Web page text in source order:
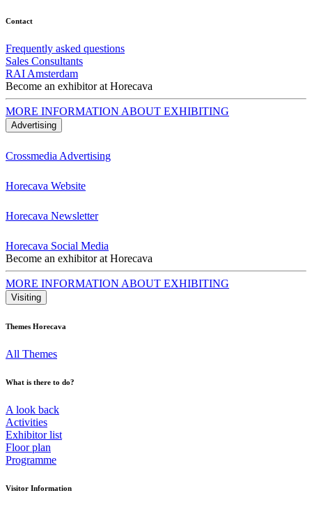
Contact
Frequently asked questions
Sales Consultants
RAI Amsterdam
Become an exhibitor at Horecava
MORE INFORMATION ABOUT EXHIBITING
Advertising
Crossmedia Advertising
Horecava Website
Horecava Newsletter
Horecava Social Media
Become an exhibitor at Horecava
MORE INFORMATION ABOUT EXHIBITING
Visiting
Themes Horecava
All Themes
What is there to do?
A look back
Activities
Exhibitor list
Floor plan
Programme
Visitor Information